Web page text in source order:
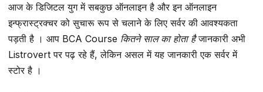
आज के डिजिटल युग में सबकुछ ऑनलाइन है और इन ऑनलाइन
इन्फ्रास्ट्रक्चर को सुचारू रूप से चलाने के लिए सर्वर की आवश्यकता
पड़ती है । आप BCA Course कितने साल का होता हैजानकारी अभी
Listrovert पर पढ़ रहे हैं, लेकिन असल में यह जानकारी एक सर्वर में
स्टोर है ।